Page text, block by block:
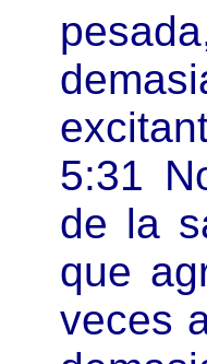
5:31
de la
que
veces